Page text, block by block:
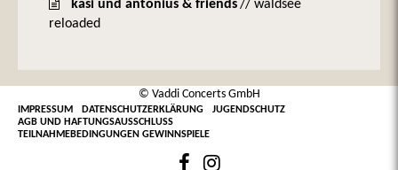
kasi und antonius & friends// waldsee
reloaded
© Vaddi Concerts GmbH
IMPRESSUM DATENSCHUTZERKLÄRUNG
JUGENDSCHUTZ
AGB UND HAFTUNGSAUSSCHLUSS
TEILNAHMEBEDINGUNGEN GEWINNSPIELE